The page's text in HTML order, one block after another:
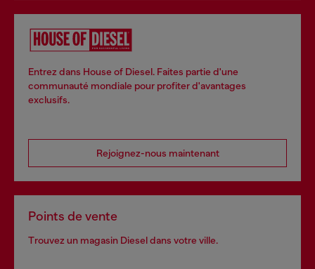
Entrez dans House of Diesel. Faites partie d'une
communauté mondiale pour profiter d'avantages
exclusifs.
Rejoignez-nous maintenant
Points de vente
Trouvez un magasin Diesel dans votre ville.